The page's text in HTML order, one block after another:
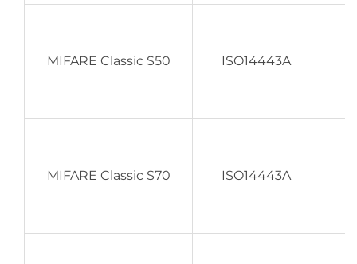
MIFARE Classic S50 ISO14443A
MIFARE Classic S70 ISO14443A